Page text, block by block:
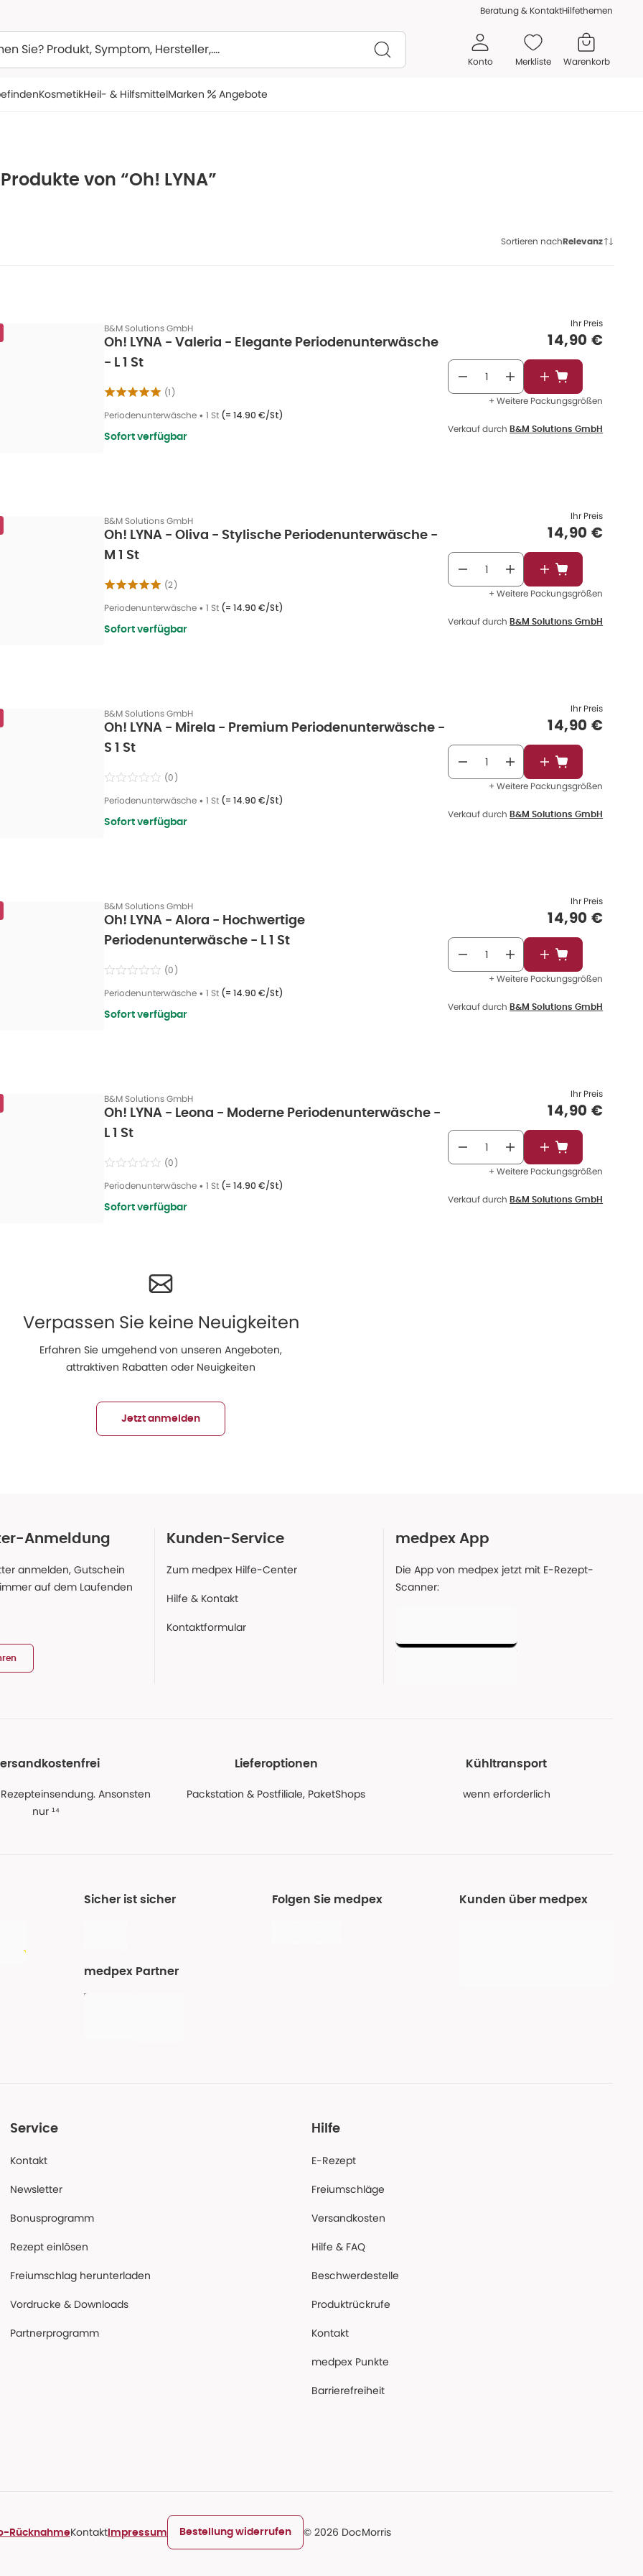
Beratung & KontaktHilfethemen
Konto Merkliste Warenkorb
KosmetikHeil- & HilfsmittelMarken Angebote
von “Oh! LYNA”
Sortieren nachRelevanz
B&M Solutions GmbH
Oh! LYNA - Valeria - Elegante Periodenunterwäsche
- L 1 St
(1)
Periodenunterwäsche • 1 St (= 14.90 €/St)
Sofort verfügbar
Ihr Preis
14,90 €
In den Warenkorb
+ Weitere Packungsgrößen
Verkauf durch B&M Solutions GmbH
B&M Solutions GmbH
Oh! LYNA - Oliva - Stylische Periodenunterwäsche -
M 1 St
(2)
Periodenunterwäsche • 1 St (= 14.90 €/St)
Sofort verfügbar
Ihr Preis
14,90 €
In den Warenkorb
+ Weitere Packungsgrößen
Verkauf durch B&M Solutions GmbH
B&M Solutions GmbH
Oh! LYNA - Mirela - Premium Periodenunterwäsche -
S 1 St
(0)
Periodenunterwäsche • 1 St (= 14.90 €/St)
Sofort verfügbar
Ihr Preis
14,90 €
In den Warenkorb
+ Weitere Packungsgrößen
Verkauf durch B&M Solutions GmbH
B&M Solutions GmbH
Oh! LYNA - Alora - Hochwertige
Periodenunterwäsche - L 1 St
(0)
Periodenunterwäsche • 1 St (= 14.90 €/St)
Sofort verfügbar
Ihr Preis
14,90 €
In den Warenkorb
+ Weitere Packungsgrößen
Verkauf durch B&M Solutions GmbH
B&M Solutions GmbH
Oh! LYNA - Leona - Moderne Periodenunterwäsche -
L 1 St
(0)
Periodenunterwäsche • 1 St (= 14.90 €/St)
Sofort verfügbar
Ihr Preis
14,90 €
In den Warenkorb
+ Weitere Packungsgrößen
Verkauf durch B&M Solutions GmbH
Verpassen Sie keine Neuigkeiten
Erfahren Sie umgehend von unseren Angeboten,
attraktiven Rabatten oder Neuigkeiten
Jetzt anmelden
Anmeldung
anmelden, Gutschein
auf dem Laufenden
Kunden-Service
Zum medpex Hilfe-Center
Hilfe & Kontakt
Kontaktformular
medpex App
Die App von medpex jetzt mit E-Rezept-
Scanner:
Ansonsten
nur ¹⁴
Lieferoptionen
Packstation & Postfiliale, PaketShops
Kühltransport
wenn erforderlich
Sicher ist sicher
medpex Partner
Folgen Sie medpex Kunden über medpex
Service
Kontakt
Newsletter
Bonusprogramm
Rezept einlösen
Freiumschlag herunterladen
Vordrucke & Downloads
Partnerprogramm
Hilfe
E-Rezept
Freiumschläge
Versandkosten
Hilfe & FAQ
Beschwerdestelle
Produktrückrufe
Kontakt
medpex Punkte
Barrierefreiheit
RücknahmeKontakt Impressum Bestellung widerrufen © 2026 DocMorris